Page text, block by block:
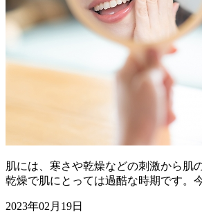
肌には、寒さや乾燥などの刺激から肌
乾燥で肌にとっては過酷な時期です。
2023年02月19日